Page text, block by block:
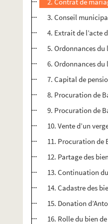
3. Conseil
4. Extrait de l’acte
5. Ordonnances du
6. Ordonnances du
7. Capital de
8. Procuration de
9. Procuration de
10. Vente d’un
11. Procuration de
12. Partage des
13. Continuation
14. Cadastre des
15. Donation
16. Rolle du bien